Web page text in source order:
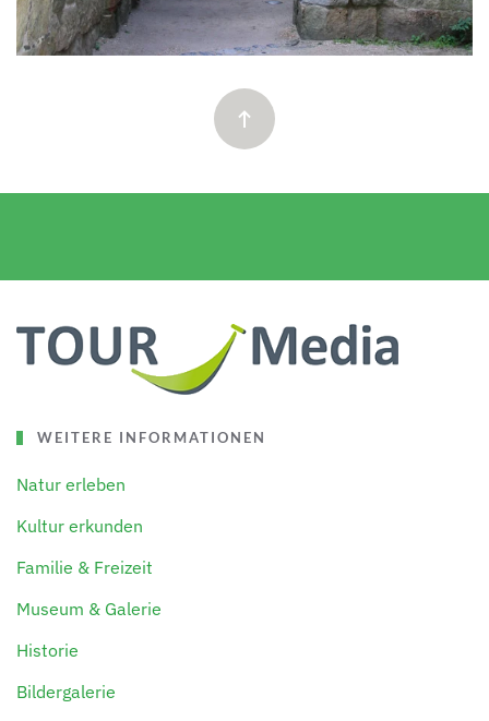
WEITERE INFORMATIONEN
Natur erleben
Kultur erkunden
Familie & Freizeit
Museum & Galerie
Historie
Bildergalerie